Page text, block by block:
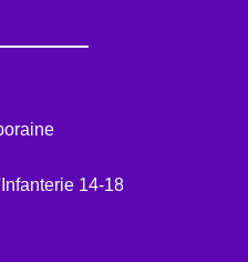
14-18